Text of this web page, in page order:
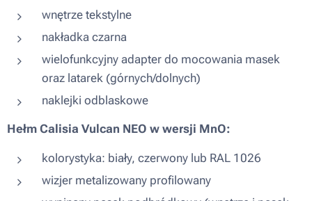
wnętrze tekstylne
nakładka czarna
wielofunkcyjny adapter do mocowania masek
oraz latarek (górnych/dolnych)
naklejki odblaskowe
Hełm Calisia Vulcan NEO w wersji MnO:
kolorystyka: biały, czerwony lub RAL 1026
wizjer metalizowany profilowany